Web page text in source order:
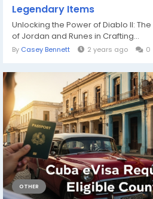
Legendary Items
Unlocking the Power of Diablo II:
of Jordan and Runes in Crafting...
By Casey Bennett 2 years ago 0
OTHER